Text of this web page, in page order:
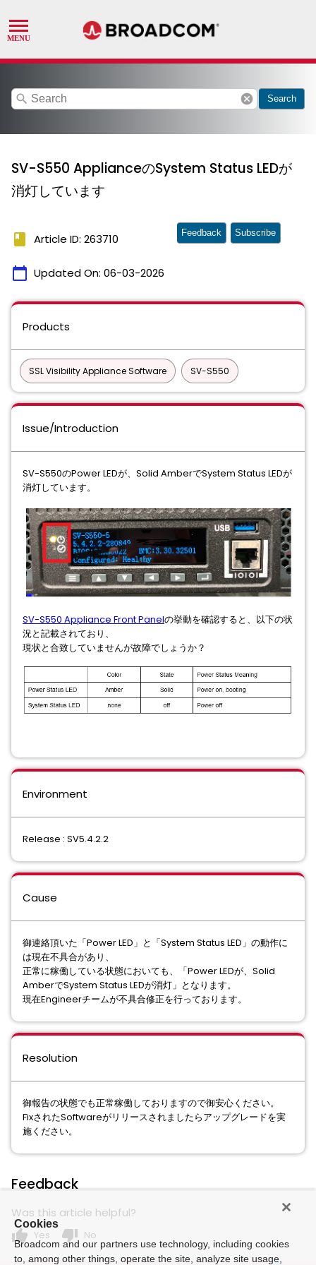
search cancel Search
SV-S550 ApplianceのSystem Status LEDが
消灯しています
book Article ID: 263710
calendar_today Updated On: 06-03-2026
Feedback Subscribe
Products
SSL Visibility Appliance Software SV-S550
Issue/Introduction
SV-S550のPower LEDが、Solid AmberでSystem Status LEDが
消灯しています。
SV-S550 Appliance Front Panelの挙動を確認すると、以下の状
況と記載されており、
現状と合致していませんが故障でしょうか？
Environment
Release : SV5.4.2.2
Cause
御連絡頂いた「Power LED」と「System Status LED」の動作に
は現在不具合があり、
正常に稼働している状態においても、「Power LEDが、Solid
AmberでSystem Status LEDが消灯」となります。
現在Engineerチームが不具合修正を行っております。
Resolution
御報告の状態でも正常稼働しておりますので御安心ください。
FixされたSoftwareがリリースされましたらアップグレードを実
施ください。
Feedback
Was this article helpful?
thumb_up Yes thumb_down No
Cookies
Broadcom and our partners use technology, including cookies
to, among other things, operate the site, analyze site usage,